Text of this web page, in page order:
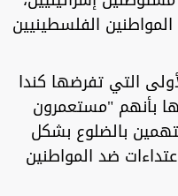
الفلسطينيين
التي تفرضها كندا
بأنهم "مستعمرون
بالضلوع بشكل
ضد المواطنين